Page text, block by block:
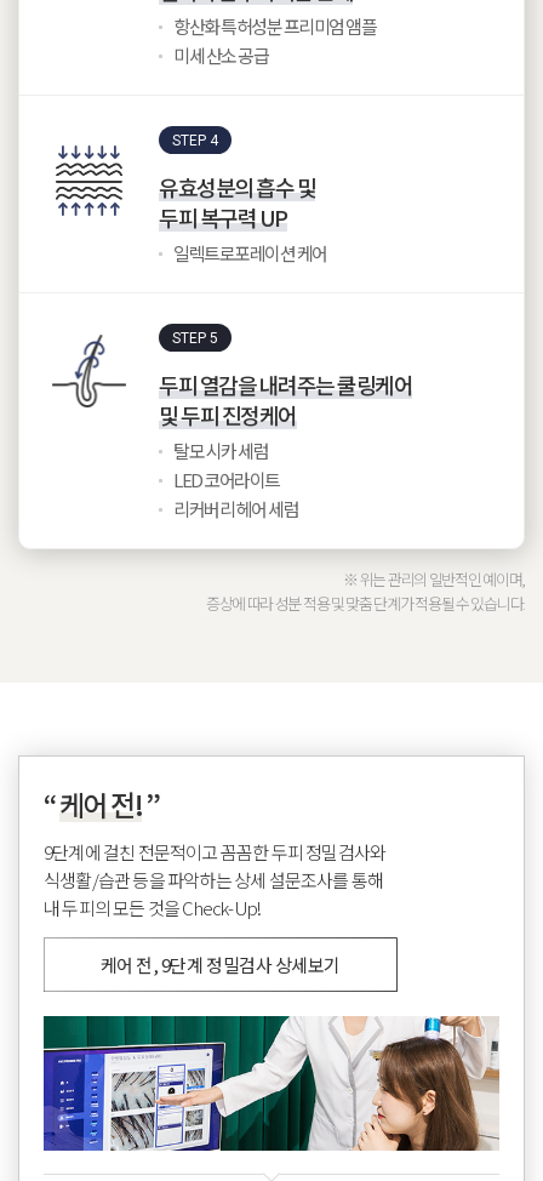
항산화 특허성분 프리미엄 앰플
미세 산소 공급
STEP 4
유효성분의 흡수 및
두피 복구력 UP
일렉트로포레이션 케어
STEP 5
두피 열감을 내려주는 쿨링케어
및 두피 진정케어
탈모 시카 세럼
LED 코어라이트
리커버리 헤어 세럼
※ 위는 관리의 일반적인 예이며,
증상에 따라 성분 적용 및 맞춤 단계가 적용될 수 있습니다.
“케어 전!”
9단계에 걸친 전문적이고 꼼꼼한 두피 정밀검사와
식생활/습관 등을 파악하는 상세 설문조사를 통해
내 두피의 모든 것을 Check-Up!
케어 전, 9단계 정밀검사 상세보기